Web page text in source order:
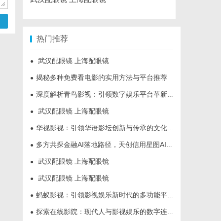
热门推荐
● 武汉配眼镜 上海配眼镜
● 揭秘多种免费看电影的实用方法与平台推荐
● 深度解析青鸟影视：引领数字娱乐平台革新的先锋力量
● 武汉配眼镜 上海配眼镜
● 华视影视：引领华语影坛创新与传承的文化先锋
● 多方共探金融AI落地路径，天创信用星图AI助力产业金融智能升级
● 武汉配眼镜 上海配眼镜
● 武汉配眼镜 上海配眼镜
● 蚂蚁影视：引领影视娱乐新时代的多功能平台解析
● 探索在线影院：现代人与影视娱乐的数字连接之道